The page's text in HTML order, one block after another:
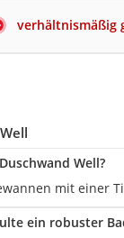
verhältnismäßig
Well?
mit einer
ein robuster